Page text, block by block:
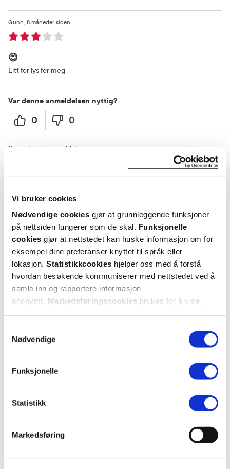
Vi bruker cookies
Nødvendige cookies gjør at grunnleggende funksjoner
på nettsiden fungerer som de skal. Funksjonelle
cookies gjør at nettstedet kan huske informasjon om for
eksempel dine preferanser knyttet til språk eller
lokasjon. Statistikkcookies hjelper oss med å forstå
hvordan besøkende kommuniserer med nettstedet ved å
samle inn og rapportere informasjon
anonymt. Markedsføringscookies brukes for å vise
Nødvendige
Funksjonelle
Statistikk
Markedsføring
😊
8 måneder siden
Gunn
Litt for lys for meg
Var denne anmeldelsen nyttig?
0 0
flagg denne anmeldelsen
Annbefales
2 år siden
Janne
Fin farge, holder lenge, og leppene blir myke
Var denne anmeldelsen nyttig?
0 0
flagg denne anmeldelsen
Bra
3 år siden
Kristiyana
0
flagg denne anmeldelsen